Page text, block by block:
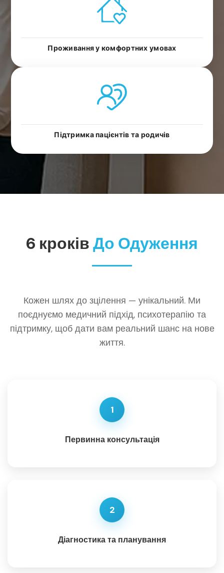
Проживання у комфортних умовах
Підтримка пацієнтів та родичів
6 кроківДо Одуження
Кожен шлях до зцілення — унікальний. Ми
поєднуємо медичний підхід, психотерапію та
підтримку, щоб дати вам реальний шанс на нове
життя.
1
Первинна консультація
2
Діагностика та планування